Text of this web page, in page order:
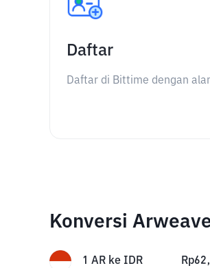
Daftar
Daftar di Bittime dengan
Konversi
1 AR ke IDR Rp